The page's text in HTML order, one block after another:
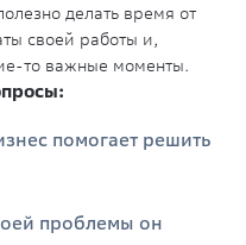
делать время от
своей работы и,
то важные моменты.
помогает решить
проблемы он